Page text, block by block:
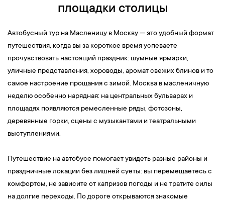
площадки столицы
Автобусный тур на Масленицу в Москву — это удобный формат
путешествия, когда вы за короткое время успеваете
прочувствовать настоящий праздник: шумные ярмарки,
уличные представления, хороводы, аромат свежих блинов и то
самое настроение прощания с зимой. Москва в масленичную
неделю особенно нарядная: на центральных бульварах и
площадях появляются ремесленные ряды, фотозоны,
деревянные горки, сцены с музыкантами и театральными
выступлениями.
Путешествие на автобусе помогает увидеть разные районы и
праздничные локации без лишней суеты: вы перемещаетесь с
комфортом, не зависите от капризов погоды и не тратите силы
на долгие переходы. По дороге открываются знакомые